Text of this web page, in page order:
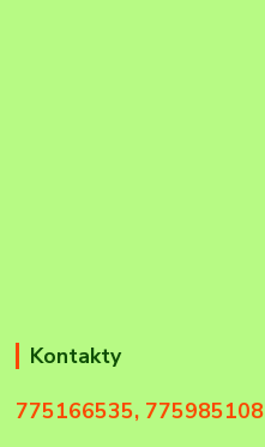
Kontakty
775166535, 775985108